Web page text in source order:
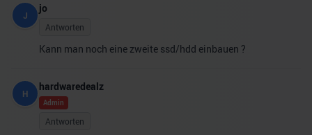
J
jo
Antworten
Kann man noch eine zweite ssd/hdd einbauen ?
H
hardwaredealz
Admin
Antworten